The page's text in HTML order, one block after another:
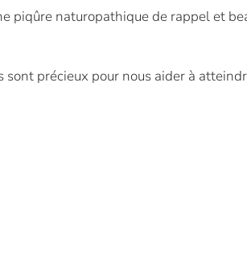
piqûre naturopathique de rappel et
précieux pour nous aider à